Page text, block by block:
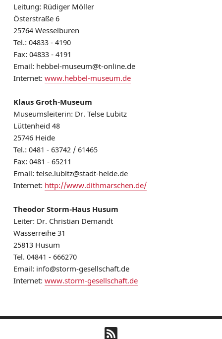
Leitung: Rüdiger Möller
Österstraße 6
25764 Wesselburen
Tel.: 04833 - 4190
Fax: 04833 - 4191
Email: hebbel-museum@t-online.de
Internet: www.hebbel-museum.de
Klaus Groth-Museum
Museumsleiterin: Dr. Telse Lubitz
Lüttenheid 48
25746 Heide
Tel.: 0481 - 63742 / 61465
Fax: 0481 - 65211
Email: telse.lubitz@stadt-heide.de
Internet: http://www.dithmarschen.de/
Theodor Storm-Haus Husum
Leiter: Dr. Christian Demandt
Wasserreihe 31
25813 Husum
Tel. 04841 - 666270
Email: info@storm-gesellschaft.de
Internet: www.storm-gesellschaft.de